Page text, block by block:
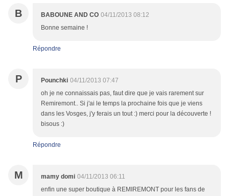
B BABOUNE AND CO 04/11/2013 08:12
Bonne semaine !
Répondre
P Pounchki 04/11/2013 07:47
oh je ne connaissais pas, faut dire que je vais rarement sur
Remiremont.. Si j'ai le temps la prochaine fois que je viens
dans les Vosges, j'y ferais un tout :) merci pour la découverte !
bisous :)
Répondre
M mamy domi 04/11/2013 06:11
enfin une super boutique à REMIREMONT pour les fans de